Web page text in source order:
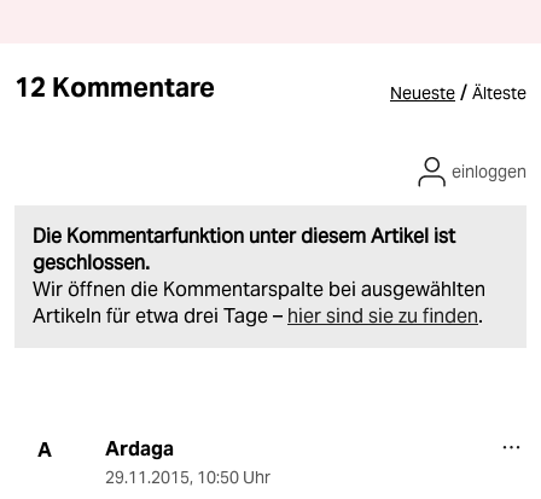
12 Kommentare Neueste / Älteste
Die Kommentarfunktion unter diesem Artikel ist
geschlossen.
Wir öffnen die Kommentarspalte bei ausgewählten
Artikeln für etwa drei Tage – hier sind sie zu finden.
einloggen
A Ardaga
29.11.2015, 10:50 Uhr